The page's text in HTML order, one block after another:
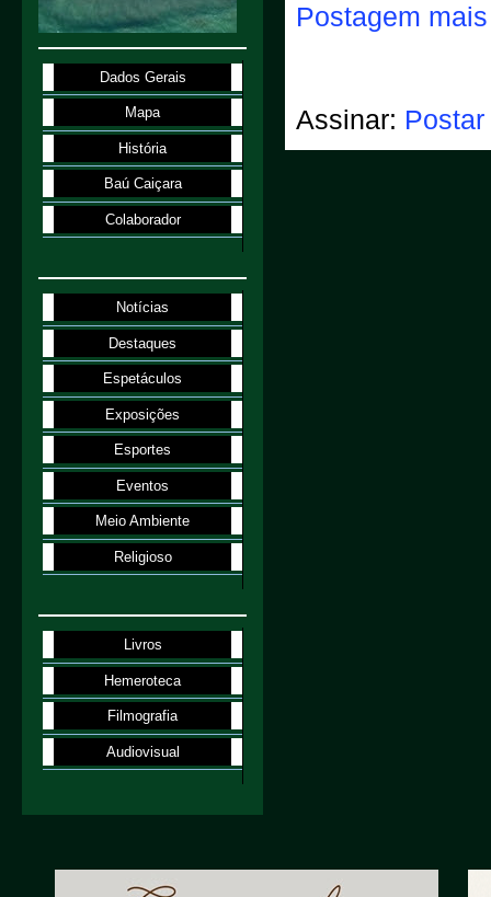
Postagem
Assinar:
Dados Gerais
Mapa
História
Baú Caiçara
Colaborador
Notícias
Destaques
Espetáculos
Exposições
Esportes
Eventos
Meio Ambiente
Religioso
Livros
Hemeroteca
Filmografia
Audiovisual